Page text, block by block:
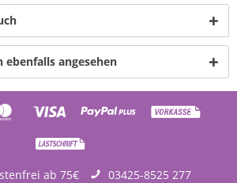
ebenfalls angesehen
ab 75€ 03425-8525 277